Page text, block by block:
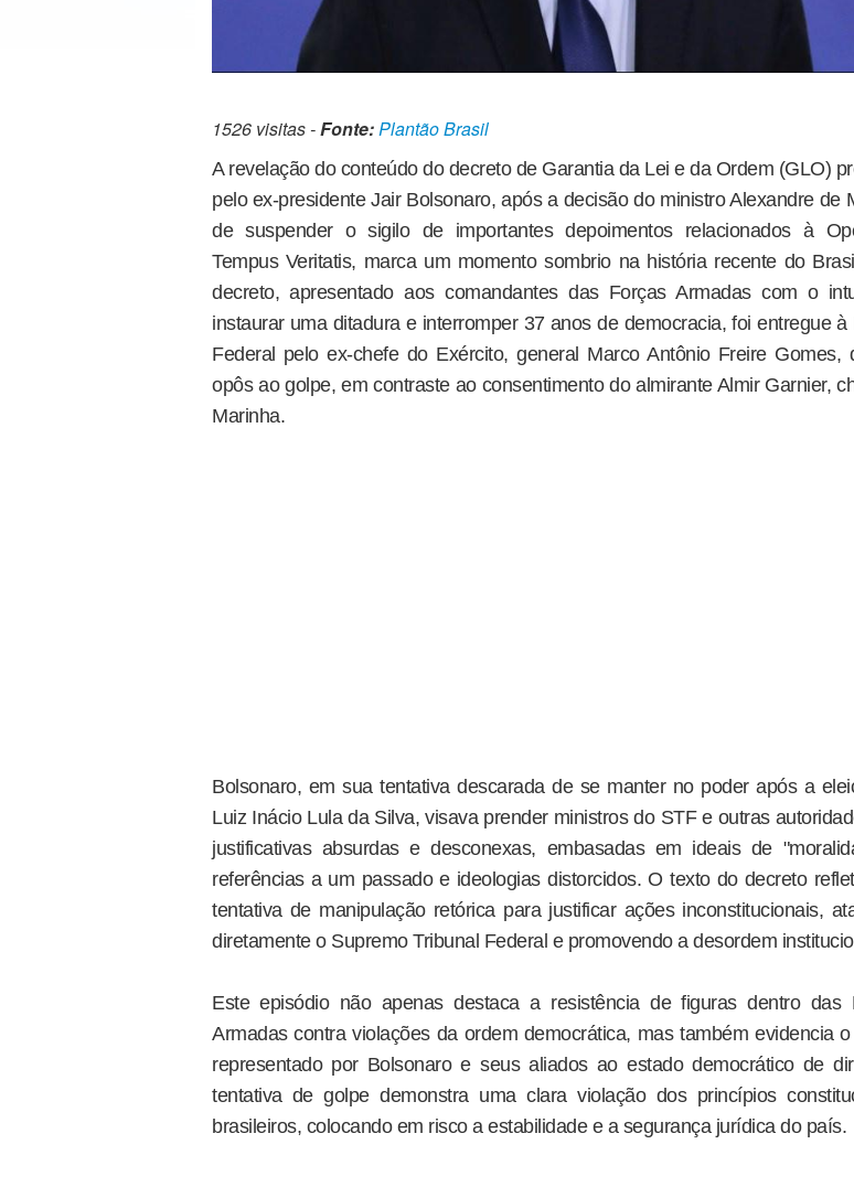
1526 visitas -Fonte:Plantão Brasil
A revelação do conteúdo do decreto de Garantia da Lei e da Ordem (GLO)
pelo ex-presidente Jair Bolsonaro, após a decisão do ministro Alexandre de
de suspender o sigilo de importantes depoimentos relacionados à
Tempus Veritatis, marca um momento sombrio na história recente do
decreto, apresentado aos comandantes das Forças Armadas com o
instaurar uma ditadura e interromper 37 anos de democracia, foi entregue à
Federal pelo ex-chefe do Exército, general Marco Antônio Freire Gomes,
opôs ao golpe, em contraste ao consentimento do almirante Almir Garnier,
Marinha.
Bolsonaro, em sua tentativa descarada de se manter no poder após a
Luiz Inácio Lula da Silva, visava prender ministros do STF e outras
justificativas absurdas e desconexas, embasadas em ideais de
referências a um passado e ideologias distorcidos. O texto do decreto
tentativa de manipulação retórica para justificar ações inconstitucionais,
diretamente o Supremo Tribunal Federal e promovendo a desordem
Este episódio não apenas destaca a resistência de figuras dentro das
Armadas contra violações da ordem democrática, mas também evidencia
representado por Bolsonaro e seus aliados ao estado democrático de
tentativa de golpe demonstra uma clara violação dos princípios
brasileiros, colocando em risco a estabilidade e a segurança jurídica do país.